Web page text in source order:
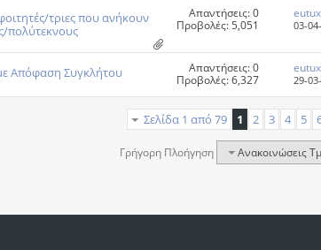
τριες που ανήκουν
πολύτεκνους
Απαντήσεις: 0
Προβολές: 5,051
03-
Απόφαση Συγκλήτου
Απαντήσεις: 0
Προβολές: 6,327
29-
Σελίδα 1 από 79 1 2 3 4 5
Γρήγορη Πλοήγηση Ανακοινώσεις